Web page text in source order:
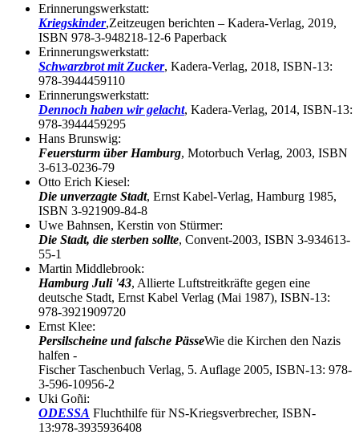
Erinnerungswerkstatt:
Kriegskinder,Zeitzeugen berichten – Kadera-Verlag, 2019,
ISBN 978-3-948218-12-6 Paperback
Erinnerungswerkstatt:
Schwarzbrot mit Zucker, Kadera-Verlag, 2018, ISBN-13:
978-3944459110
Erinnerungswerkstatt:
Dennoch haben wir gelacht, Kadera-Verlag, 2014, ISBN-13:
978-3944459295
Hans Brunswig:
Feuersturm über Hamburg, Motorbuch Verlag, 2003, ISBN
3-613-0236-79
Otto Erich Kiesel:
Die unverzagte Stadt, Ernst Kabel-Verlag, Hamburg 1985,
ISBN 3-921909-84-8
Uwe Bahnsen, Kerstin von Stürmer:
Die Stadt, die sterben sollte, Convent-2003, ISBN 3-934613-
55-1
Martin Middlebrook:
Hamburg Juli '43, Allierte Luftstreitkräfte gegen eine
deutsche Stadt, Ernst Kabel Verlag (Mai 1987), ISBN-13:
978-3921909720
Ernst Klee:
Persilscheine und falsche PässeWie die Kirchen den Nazis
halfen -
Fischer Taschenbuch Verlag, 5. Auflage 2005, ISBN-13: 978-
3-596-10956-2
Uki Goñi:
ODESSA Fluchthilfe für NS-Kriegsverbrecher, ISBN-
13:978-3935936408